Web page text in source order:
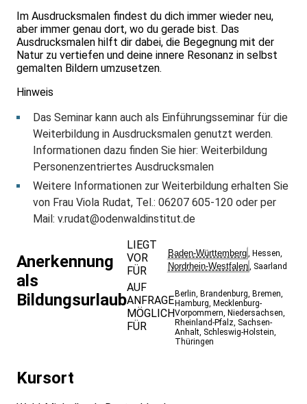
Im Ausdrucksmalen findest du dich immer wieder neu,
aber immer genau dort, wo du gerade bist. Das
Ausdrucksmalen hilft dir dabei, die Begegnung mit der
Natur zu vertiefen und deine innere Resonanz in selbst
gemalten Bildern umzusetzen.
Hinweis
Das Seminar kann auch als Einführungsseminar für die
Weiterbildung in Ausdrucksmalen genutzt werden.
Informationen dazu finden Sie hier: Weiterbildung
Personenzentriertes Ausdrucksmalen
Weitere Informationen zur Weiterbildung erhalten Sie
von Frau Viola Rudat, Tel.: 06207 605-120 oder per
Mail: v.rudat@odenwaldinstitut.de
Anerkennung
als
Bildungsurlaub
LIEGT
VOR
FÜR
Baden-Württemberg, Hessen,
Nordrhein-Westfalen, Saarland
AUF
ANFRAGE
MÖGLICH
FÜR
Berlin, Brandenburg, Bremen,
Hamburg, Mecklenburg-
Vorpommern, Niedersachsen,
Rheinland-Pfalz, Sachsen-
Anhalt, Schleswig-Holstein,
Thüringen
Kursort